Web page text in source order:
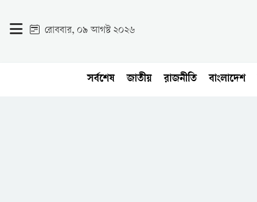
রোববার, ০৯ আগস্ট ২০২৬
সর্বশেষ জাতীয় রাজনীতি বাংলাদেশ